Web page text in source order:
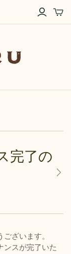
完了の
ざいます。
ンスが完了いた